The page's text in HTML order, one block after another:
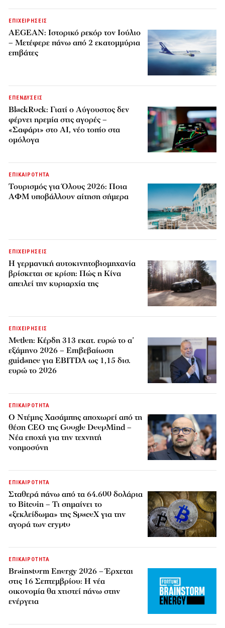
ΕΠΙΧΕΙΡΗΣΕΙΣ
AEGEAN: Ιστορικό ρεκόρ τον Ιούλιο
– Μετέφερε πάνω από 2 εκατομμύρια
επιβάτες
ΕΠΕΝΔΥΣΕΙΣ
BlackRock: Γιατί ο Αύγουστος δεν
φέρνει ηρεμία στις αγορές –
«Σαφάρι» στο AI, νέο τοπίο στα
ομόλογα
ΕΠΙΚΑΙΡΟΤΗΤΑ
Τουρισμός για Όλους 2026: Ποια
ΑΦΜ υποβάλλουν αίτηση σήμερα
ΕΠΙΧΕΙΡΗΣΕΙΣ
Η γερμανική αυτοκινητοβιομηχανία
βρίσκεται σε κρίση: Πώς η Κίνα
απειλεί την κυριαρχία της
ΕΠΙΧΕΙΡΗΣΕΙΣ
Metlen: Κέρδη 313 εκατ. ευρώ το α’
εξάμηνο 2026 – Επιβεβαίωση
guidance για EBITDA ως 1,15 δισ.
ευρώ το 2026
ΕΠΙΚΑΙΡΟΤΗΤΑ
Ο Ντέμης Χασάμπης αποχωρεί από τη
θέση CEO της Google DeepMind –
Νέα εποχή για την τεχνητή
νοημοσύνη
ΕΠΙΚΑΙΡΟΤΗΤΑ
Σταθερά πάνω από τα 64.600 δολάρια
το Bitcoin – Τι σημαίνει το
«ξεκλείδωμα» της SpaceX για την
αγορά των crypto
ΕΠΙΚΑΙΡΟΤΗΤΑ
Brainstorm Energy 2026 – Έρχεται
στις 16 Σεπτεμβρίου: Η νέα
οικονομία θα χτιστεί πάνω στην
ενέργεια